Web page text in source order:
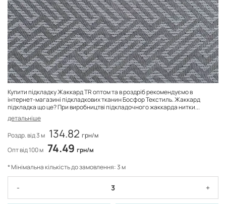
Купити підкладку Жаккард TR оптом та в роздріб рекомендуємо в
інтернет-магазині підкладкових тканин Босфор Текстиль. Жаккард
підкладка що це? При виробництві підкладочного жаккарда нитки...
детальніше
Роздр. від 3 м 134.82 грн/м
Опт від 100 м 74.49 грн/м
* Мінімальна кількість до замовлення: 3 м
- +